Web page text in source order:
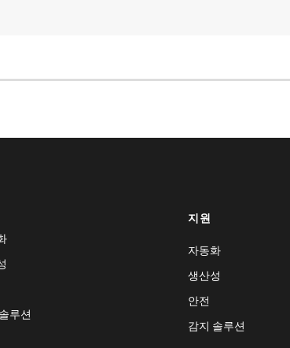
루션
지원
자동화
생산성
안전
감지 솔루션